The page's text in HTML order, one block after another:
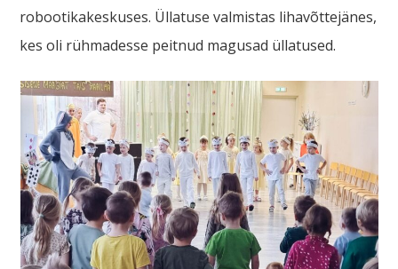
robootikakeskuses. Üllatuse valmistas lihavõttejänes,
kes oli rühmadesse peitnud magusad üllatused.